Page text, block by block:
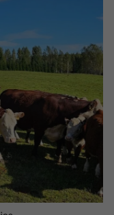
nav vecuma
politika